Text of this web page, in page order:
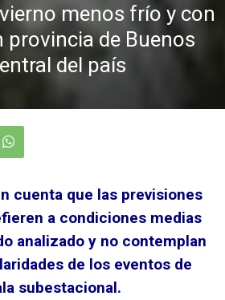
menos frío y con
provincia de Buenos
del país
cuenta que las previsiones
a condiciones medias
analizado y no contemplan
de los eventos de
subestacional.